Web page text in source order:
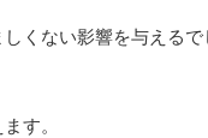
くない影響を与えるで
す。